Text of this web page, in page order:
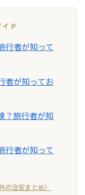
ド
行者が知って
者が知ってお
？旅行者が知
行者が知って
治安まとめ）